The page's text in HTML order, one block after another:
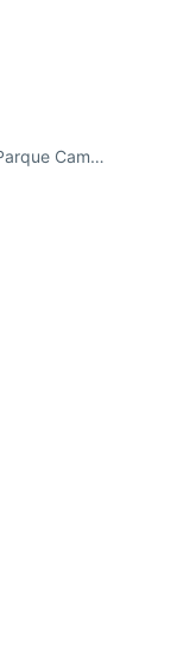
R. Carlos Eugenio de Siqueira Salerno, Parque Campolim